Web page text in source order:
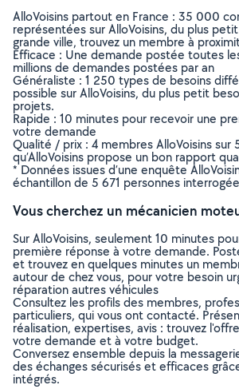
AlloVoisins partout en France : 35 000
représentées sur AlloVoisins, du plus
grande ville, trouvez un membre à
Efficace : Une demande postée toutes
millions de demandes postées par an
Généraliste : 1 250 types de besoins
possible sur AlloVoisins, du plus petit
projets.
Rapide : 10 minutes pour recevoir une
votre demande
Qualité / prix : 4 membres AlloVoisins sur
qu’AlloVoisins propose un bon rapport
* Données issues d’une enquête
échantillon de 5 671 personnes
Vous cherchez un mécanicien
Sur AlloVoisins, seulement 10 minutes
première réponse à votre demande.
et trouvez en quelques minutes un
autour de chez vous, pour votre besoin
réparation autres véhicules
Consultez les profils des membres,
particuliers, qui vous ont contacté.
réalisation, expertises, avis : trouvez
votre demande et à votre budget.
Conversez ensemble depuis la
des échanges sécurisés et efficaces
intégrés.